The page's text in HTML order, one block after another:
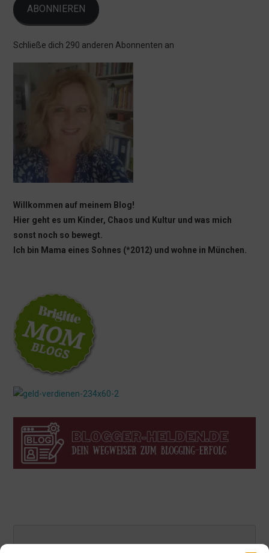
ABONNIEREN
Schließe dich 290 anderen Abonnenten an
Willkommen auf meinem Blog!
Hier geht es um Kinder, Chaos und Kultur und was mich
sonst noch so bewegt.
Ich bin Mama eines Sohnes (*2012) und wohne in München.